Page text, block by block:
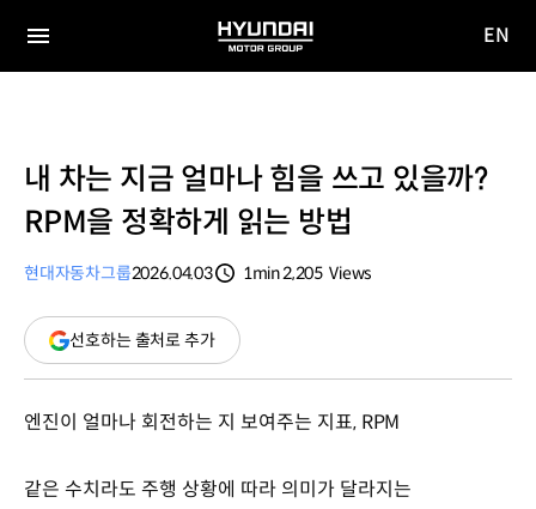
전체
HYUNDAI
MOTOR
EN
내 차는 지금 얼마나 힘을 쓰고 있을까?
RPM을 정확하게 읽는 방법
현대자동차그룹2026.04.03
1min2,205 Views
선호하는 출처로 추가(새
창
엔진이 얼마나 회전하는 지 보여주는 지표, RPM
같은 수치라도 주행 상황에 따라 의미가 달라지는